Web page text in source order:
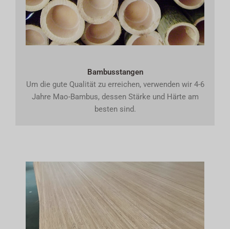
Bambusstangen
Um die gute Qualität zu erreichen, verwenden wir 4-6
Jahre Mao-Bambus, dessen Stärke und Härte am
besten sind.